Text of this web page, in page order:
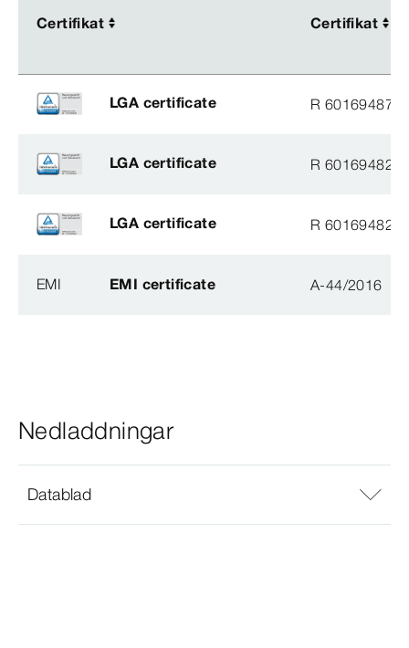
Certifikat Certifikat
Certifikat Certifikat
LGA certificate R 60169487
LGA certificate R 60169482
LGA certificate R 60169482
EMI EMI certificate A-44/2016
Nedladdningar
Datablad